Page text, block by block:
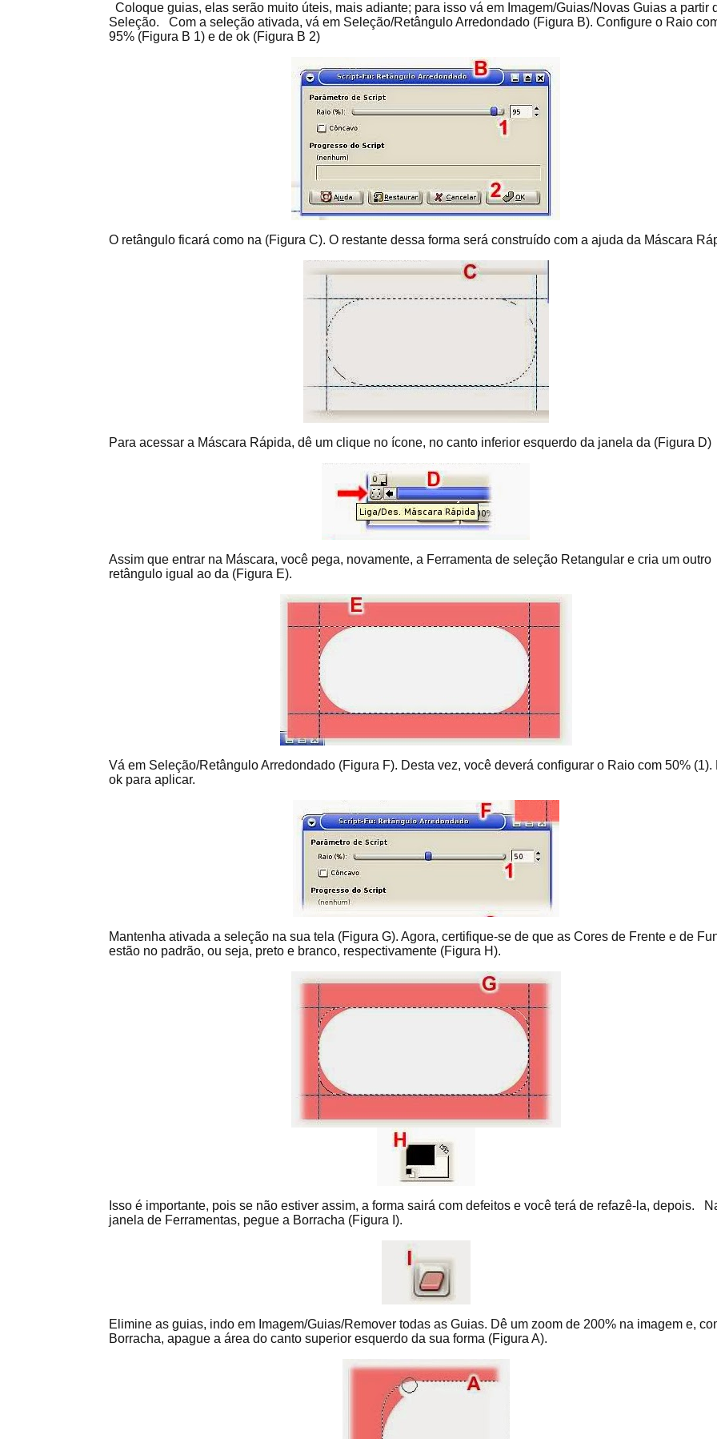
Coloque guias, elas serão muito úteis, mais adiante; para isso vá em Imagem/Guias/Novas Guias a partir
Seleção. Com a seleção ativada, vá em Seleção/Retângulo Arredondado (Figura B). Configure o Raio
95% (Figura B 1) e de ok (Figura B 2)
O retângulo ficará como na (Figura C). O restante dessa forma será construído com a ajuda da Máscara
Para acessar a Máscara Rápida, dê um clique no ícone, no canto inferior esquerdo da janela da (Figura D)
Assim que entrar na Máscara, você pega, novamente, a Ferramenta de seleção Retangular e cria um outro
retângulo igual ao da (Figura E).
Vá em Seleção/Retângulo Arredondado (Figura F). Desta vez, você deverá configurar o Raio com 50% (1).
ok para aplicar.
Mantenha ativada a seleção na sua tela (Figura G). Agora, certifique-se de que as Cores de Frente e de
estão no padrão, ou seja, preto e branco, respectivamente (Figura H).
Isso é importante, pois se não estiver assim, a forma sairá com defeitos e você terá de refazê-la, depois.
janela de Ferramentas, pegue a Borracha (Figura I).
Elimine as guias, indo em Imagem/Guias/Remover todas as Guias. Dê um zoom de 200% na imagem e,
Borracha, apague a área do canto superior esquerdo da sua forma (Figura A).